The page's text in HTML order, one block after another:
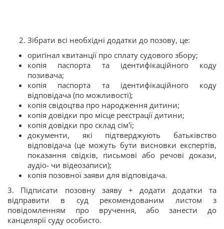
Зібрати всі необхідні додатки до позову, це:
оригінал квитанції про сплату судового збору;
копія паспорта та ідентифікаційного коду
позивача;
копія паспорта та ідентифікаційного коду
відповідача (по можливості);
копія свідоцтва про народження дитини;
копія довідки про місце реєстрації дитини;
копія довідки про склад сім'ї;
документи, які підтверджують батьківство
відповідача (це можуть бути висновки експертів,
показання свідків, письмові або речові докази,
аудіо- чи відеозаписи);
копія позовної заяви для відповідача.
3. Підписати позовну заяву + додати додатки та
відправити в суд рекомендованим листом з
повідомленням про вручення, або занести до
канцелярії суду особисто.